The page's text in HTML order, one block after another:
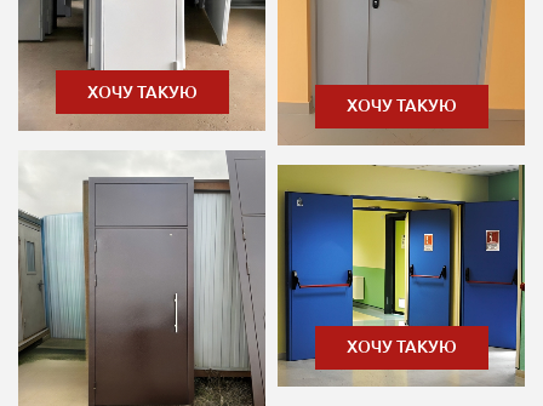
ХОЧУ ТАКУЮ
ХОЧУ ТАКУЮ
ХОЧУ ТАКУЮ